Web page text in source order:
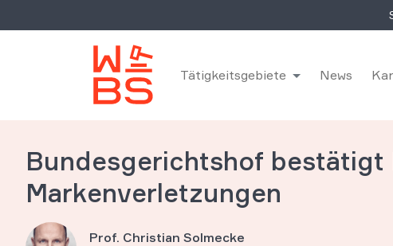
Tätigkeitsgebiete News
Bundesgerichtshof bestätigt
Markenverletzungen
Prof. Christian Solmecke